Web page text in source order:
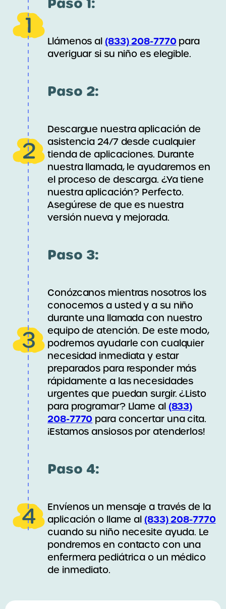
1
Paso 1:
Llámenos al (833) 208-7770para
averiguar si su niño es elegible.
2
Paso 2:
Descargue nuestra aplicación de
asistencia 24/7 desde cualquier
tienda de aplicaciones. Durante
nuestra llamada, le ayudaremos en
el proceso de descarga. ¿Ya tiene
nuestra aplicación? Perfecto.
Asegúrese de que es nuestra
versión nueva y mejorada.
3
Paso 3:
Conózcanos mientras nosotros los
conocemos a usted y a su niño
durante una llamada con nuestro
equipo de atención. De este modo,
podremos ayudarle con cualquier
necesidad inmediata y estar
preparados para responder más
rápidamente a las necesidades
urgentes que puedan surgir. ¿Listo
para programar? Llame al (833)
208-7770 para concertar una cita.
¡Estamos ansiosos por atenderlos!
4
Paso 4:
Envíenos un mensaje a través de la
aplicación o llame al (833) 208-7770
cuando su niño necesite ayuda. Le
pondremos en contacto con una
enfermera pediátrica o un médico
de inmediato.